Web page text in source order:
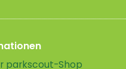
parkscout-Shop